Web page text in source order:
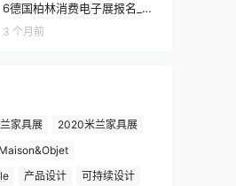
6德国柏林消费电子展报名_价
格_门票_签证
3 个月前
家具展
2020米兰家具展
Maison&Objet
产品设计
可持续设计